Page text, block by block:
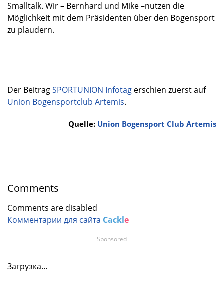
Smalltalk. Wir – Bernhard und Mike –nutzen die
Möglichkeit mit dem Präsidenten über den Bogensport
zu plaudern.
Der BeitragSPORTUNION Infotag erschien zuerst auf
Union Bogensportclub Artemis.
Quelle: Union Bogensport Club Artemis
Comments
Comments are disabled
Комментарии для сайта Cackle
Загрузка...
Sponsored